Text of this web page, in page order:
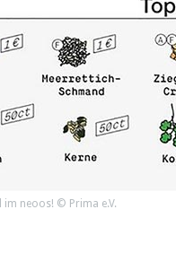
im neoos! © Prima e.V.